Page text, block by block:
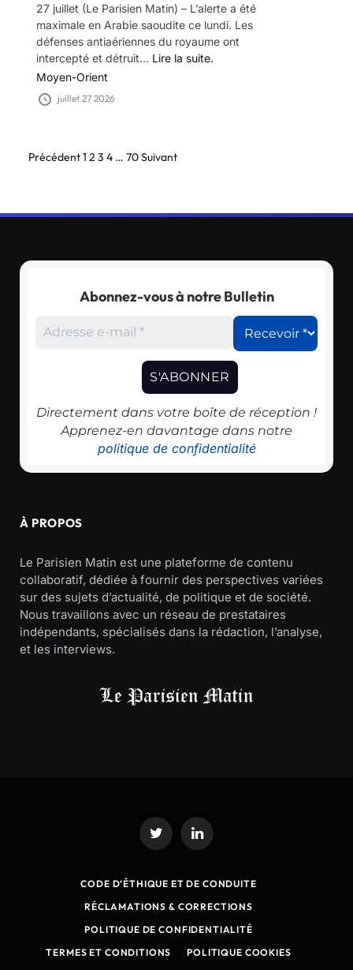
27 juillet (Le Parisien Matin) – L’alerte a été
maximale en Arabie saoudite ce lundi. Les
défenses antiaériennes du royaume ont
intercepté et détruit... Lire la suite.
Moyen-Orient
juillet 27 2026
Pagination
publications
Précédent1 2 3 4 … 70Suivant
Abonnez-vous à notre Bulletin
Directement dans votre boîte de réception !
Apprenez-en davantage dans notre
politique de confidentialité
À PROPOS
Le Parisien Matin est une plateforme de contenu
collaboratif, dédiée à fournir des perspectives variées
sur des sujets d’actualité, de politique et de société.
Nous travaillons avec un réseau de prestataires
indépendants, spécialisés dans la rédaction, l’analyse,
et les interviews.
Twitter LinkedIn
CODE D’ÉTHIQUE ET DE CONDUITE
RÉCLAMATIONS & CORRECTIONS
POLITIQUE DE CONFIDENTIALITÉ
TERMES ET CONDITIONS
POLITIQUE COOKIES